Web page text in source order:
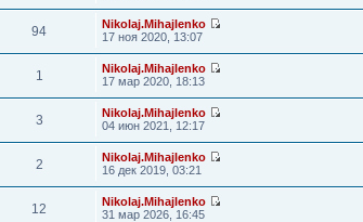
94
Nikolaj.Mihajlenko
17 ноя 2020, 13:07
1
Nikolaj.Mihajlenko
17 мар 2020, 18:13
3
Nikolaj.Mihajlenko
04 июн 2021, 12:17
2
Nikolaj.Mihajlenko
16 дек 2019, 03:21
12
Nikolaj.Mihajlenko
31 мар 2026, 16:45